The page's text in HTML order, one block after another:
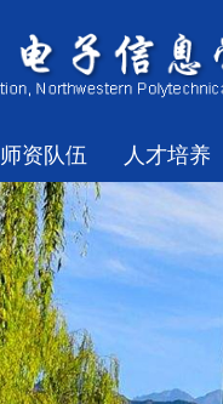
师资队伍 人才培养